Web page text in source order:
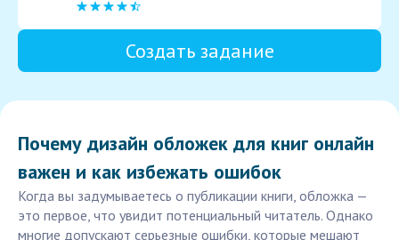
Создать задание
Почему дизайн обложек для книг онлайн
важен и как избежать ошибок
Когда вы задумываетесь о публикации книги, обложка —
это первое, что увидит потенциальный читатель. Однако
многие допускают серьезные ошибки, которые мешают